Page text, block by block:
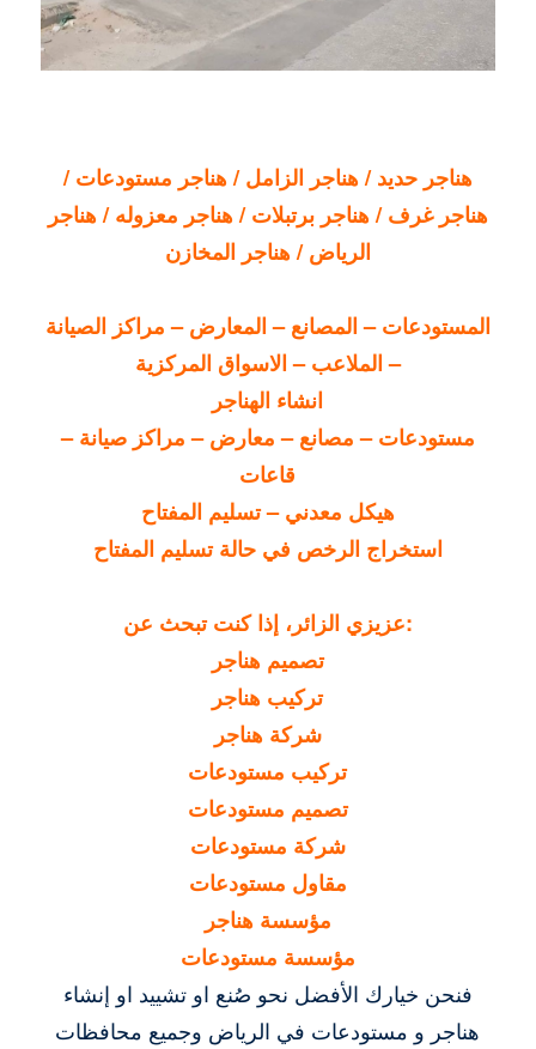
هناجر حديد / هناجر الزامل / هناجر مستودعات /
هناجر غرف / هناجر برتبلات / هناجر معزوله / هناجر
الرياض / هناجر المخازن
المستودعات – المصانع – المعارض – مراكز الصيانة
– الملاعب – الاسواق المركزية
انشاء الهناجر
مستودعات – مصانع – معارض – مراكز صيانة –
قاعات
هيكل معدني – تسليم المفتاح
استخراج الرخص في حالة تسليم المفتاح
عزيزي الزائر، إذا كنت تبحث عن:
تصميم هناجر
تركيب هناجر
شركة هناجر
تركيب مستودعات
تصميم مستودعات
شركة مستودعات
مقاول مستودعات
مؤسسة هناجر
مؤسسة مستودعات
فنحن خيارك الأفضل نحو صُنع او تشييد او إنشاء
هناجر و مستودعات في الرياض وجميع محافظات